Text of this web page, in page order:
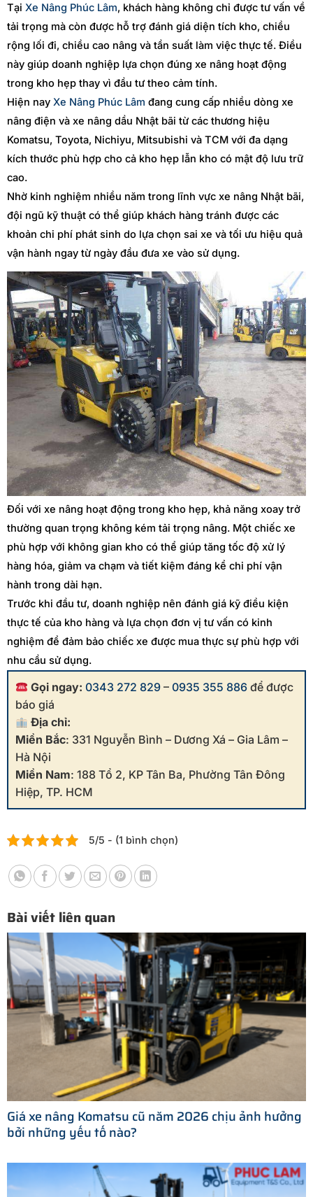
Tại Xe Nâng Phúc Lâm, khách hàng không chỉ được tư vấn về
tải trọng mà còn được hỗ trợ đánh giá diện tích kho, chiều
rộng lối đi, chiều cao nâng và tần suất làm việc thực tế. Điều
này giúp doanh nghiệp lựa chọn đúng xe nâng hoạt động
trong kho hẹp thay vì đầu tư theo cảm tính.
Hiện nay Xe Nâng Phúc Lâm đang cung cấp nhiều dòng xe
nâng điện và xe nâng dầu Nhật bãi từ các thương hiệu
Komatsu, Toyota, Nichiyu, Mitsubishi và TCM với đa dạng
kích thước phù hợp cho cả kho hẹp lẫn kho có mật độ lưu trữ
cao.
Nhờ kinh nghiệm nhiều năm trong lĩnh vực xe nâng Nhật bãi,
đội ngũ kỹ thuật có thể giúp khách hàng tránh được các
khoản chi phí phát sinh do lựa chọn sai xe và tối ưu hiệu quả
vận hành ngay từ ngày đầu đưa xe vào sử dụng.
Đối với xe nâng hoạt động trong kho hẹp, khả năng xoay trở
thường quan trọng không kém tải trọng nâng. Một chiếc xe
phù hợp với không gian kho có thể giúp tăng tốc độ xử lý
hàng hóa, giảm va chạm và tiết kiệm đáng kể chi phí vận
hành trong dài hạn.
Trước khi đầu tư, doanh nghiệp nên đánh giá kỹ điều kiện
thực tế của kho hàng và lựa chọn đơn vị tư vấn có kinh
nghiệm để đảm bảo chiếc xe được mua thực sự phù hợp với
nhu cầu sử dụng.
Gọi ngay: 0343 272 829 –0935 355 886 để được
báo giá
Địa chỉ:
Miền Bắc: 331 Nguyễn Bình – Dương Xá – Gia Lâm –
Hà Nội
Miền Nam: 188 Tổ 2, KP Tân Ba, Phường Tân Đông
Hiệp, TP. HCM
5/5 - (1 bình chọn)
Bài viết liên quan
Giá xe nâng Komatsu cũ năm 2026 chịu ảnh hưởng
bởi những yếu tố nào?